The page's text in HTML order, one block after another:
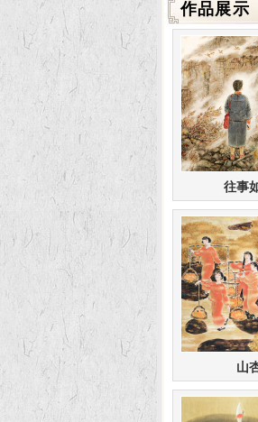
作品展示
往事
山